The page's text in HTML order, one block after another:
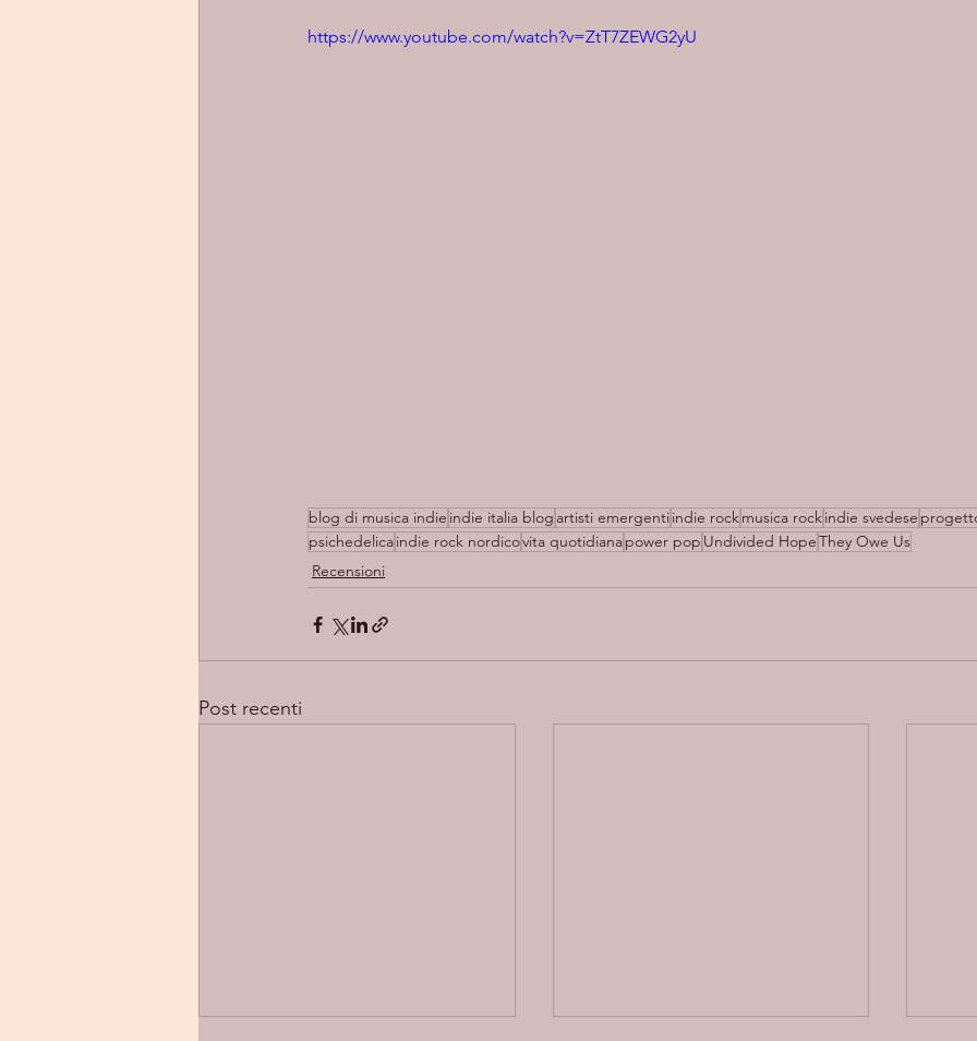
https://www.youtube.com/watch?v=ZtT7ZEWG2yU
blog di musica indie indie italia blog artisti emergentiindie rockmusica rockindie svedese
psichedelicaindie rock nordicovita quotidianapower pop Undivided HopeThey Owe Us
Recensioni
Post recenti